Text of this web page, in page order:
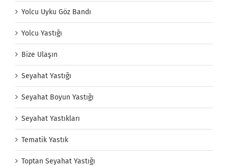
Yolcu Uyku Göz Bandı
Yolcu Yastığı
Bize Ulaşın
Seyahat Yastığı
Seyahat Boyun Yastığı
Seyahat Yastıkları
Tematik Yastık
Toptan Seyahat Yastığı